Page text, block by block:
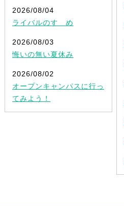
2026/08/04
ライバルのすゝめ
2026/08/03
悔いの無い夏休み
2026/08/02
オープンキャンパスに行っ
てみよう！